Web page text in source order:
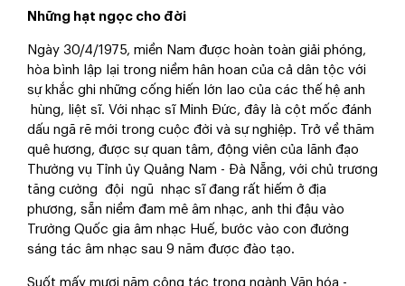
Những hạt ngọc cho đời
Ngày 30/4/1975, miền Nam được hoàn toàn giải phóng,
hòa bình lập lại trong niềm hân hoan của cả dân tộc với
sự khắc ghi những cống hiến lớn lao của các thế hệ anh
hùng, liệt sĩ. Với nhạc sĩ Minh Đức, đây là cột mốc đánh
dấu ngã rẽ mới trong cuộc đời và sự nghiệp. Trở về thăm
quê hương, được sự quan tâm, động viên của lãnh đạo
Thường vụ Tỉnh ủy Quảng Nam - Đà Nẵng, với chủ trương
tăng cường đội ngũ nhạc sĩ đang rất hiếm ở địa
phương, sẵn niềm đam mê âm nhạc, anh thi đậu vào
Trường Quốc gia âm nhạc Huế, bước vào con đường
sáng tác âm nhạc sau 9 năm được đào tạo.
Suốt mấy mươi năm công tác trong ngành Văn hóa -